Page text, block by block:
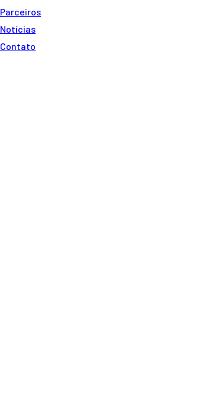
Parceiros
Notí­cias
Contato